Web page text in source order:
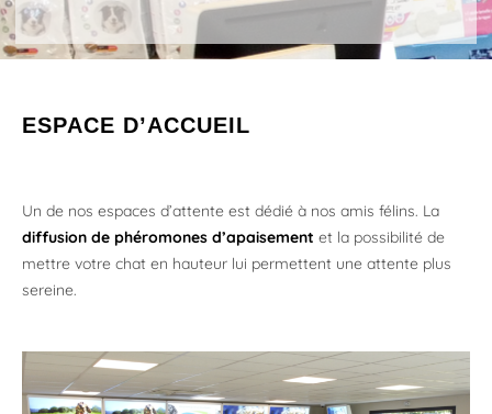
ESPACE D’ACCUEIL
Un de nos espaces d’attente est dédié à nos amis félins. La
diffusion de phéromones d’apaisement et la possibilité de
mettre votre chat en hauteur lui permettent une attente plus
sereine.